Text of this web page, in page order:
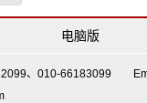
电脑版
、010-66183099